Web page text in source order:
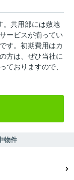
。共用部には敷地
ービスが揃ってい
す。初期費用はカ
方は、ぜひ当社に
ておりますので、
物件